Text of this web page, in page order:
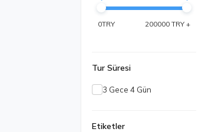
0TRY 200000 TRY +
Tur Süresi
3 Gece 4 Gün
Etiketler